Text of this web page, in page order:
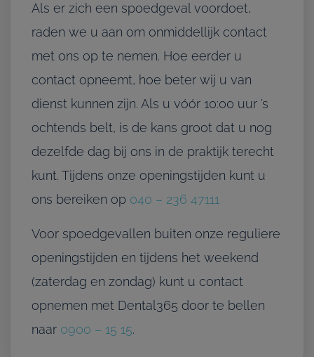
Als er zich een spoedgeval voordoet,
raden we u aan om onmiddellijk contact
met ons op te nemen. Hoe eerder u
contact opneemt, hoe beter wij u van
dienst kunnen zijn. Als u vóór 10:00 uur ’s
ochtends belt, is de kans groot dat u nog
dezelfde dag bij ons in de praktijk terecht
kunt. Tijdens onze openingstijden kunt u
ons bereiken op 040 – 236 47111
Voor spoedgevallen buiten onze reguliere
openingstijden en tijdens het weekend
(zaterdag en zondag) kunt u contact
opnemen met Dental365 door te bellen
naar 0900 – 15 15.